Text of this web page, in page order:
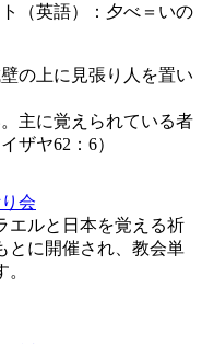
（英語）：夕べ＝いの
の上に見張り人を置い
主に覚えられている者
ザヤ62：6）
会
エルと日本を覚える祈
とに開催され、教会単